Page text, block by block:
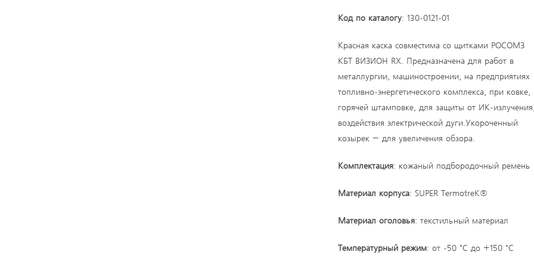
Код по каталогу: 130-0121-01
Красная каска совместима со щитками РОСОМЗ
КБТ ВИЗИОН RX. Предназначена для работ в
металлургии, машиностроении, на предприятиях
топливно-энергетического комплекса, при ковке,
горячей штамповке, для защиты от ИК-излучения,
воздействия электрической дуги.Укороченный
козырек – для увеличения обзора.
Комплектация: кожаный подбородочный ремень
Материал корпуса: SUPER TermotreK®
Материал оголовья: текстильный материал
Температурный режим: от -50 °C до +150 °C